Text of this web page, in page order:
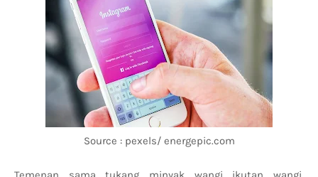
Source : pexels/ energepic.com